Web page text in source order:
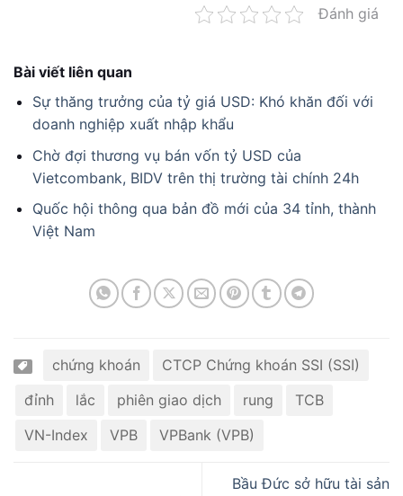
Đánh giá
Bài viết liên quan
Sự thăng trưởng của tỷ giá USD: Khó khăn đối với
doanh nghiệp xuất nhập khẩu
Chờ đợi thương vụ bán vốn tỷ USD của
Vietcombank, BIDV trên thị trường tài chính 24h
Quốc hội thông qua bản đồ mới của 34 tỉnh, thành
Việt Nam
chứng khoán
CTCP Chứng khoán SSI (SSI)
đỉnh
lắc phiên giao dịch rung
TCB
VN-Index
VPB VPBank (VPB)
Bầu Đức sở hữu tài sản